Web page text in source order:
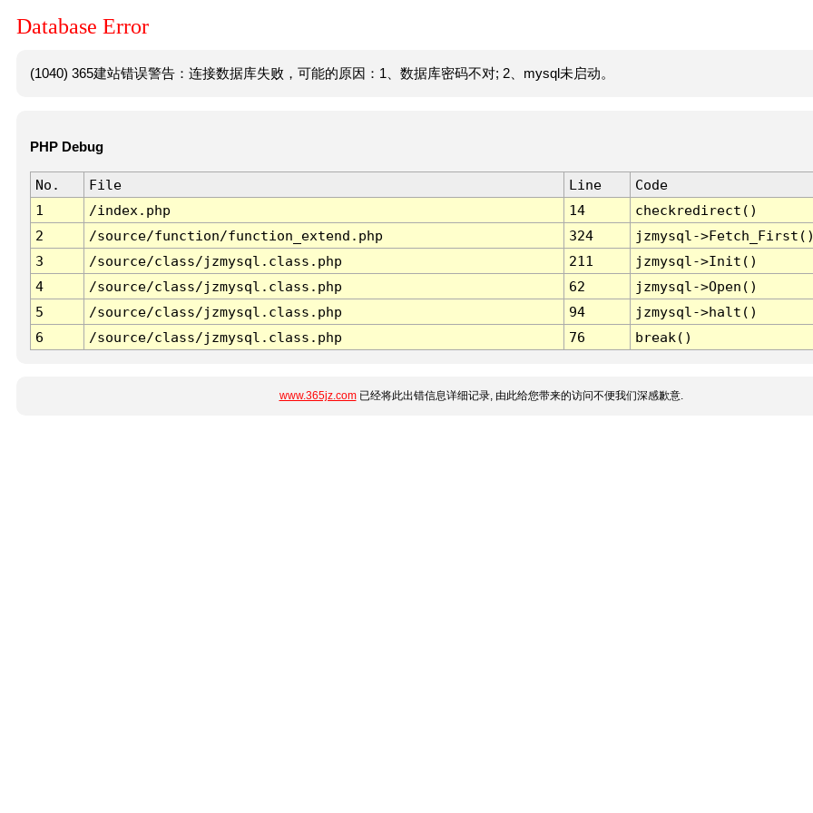
Database Error
(1040) 365建站错误警告：连接数据库失败，可能的原因：1、数据库密码不对; 2、mysql未启动。
PHP Debug
No. File Line
Code
1
/index.php 14
checkredirect()
2
/source/function/function_extend.php 324
jzmysql-
3
/source/class/jzmysql.class.php 211
jzmysql->Init()
4
/source/class/jzmysql.class.php 62
jzmysql->Open()
5
/source/class/jzmysql.class.php 94
jzmysql->halt()
6
/source/class/jzmysql.class.php 76 break()
www.365jz.com已经将此出错信息详细记录, 由此给您带来的访问不便我们深感歉意.